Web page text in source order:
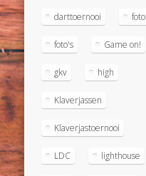
darttoernooi foto
foto's Game on!
gkv high
Klaverjassen
Klaverjastoernooi
LDC lighthouse